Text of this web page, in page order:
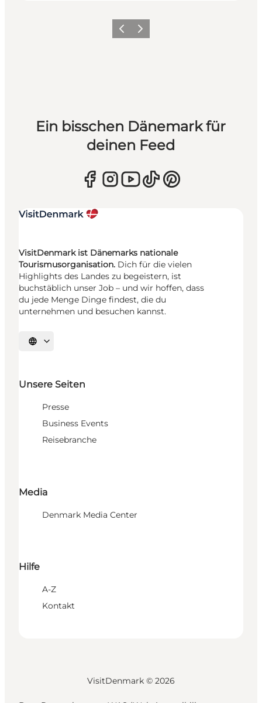
ZurückWeiter
Ein bisschen Dänemark für
deinen Feed
VisitDenmark ist Dänemarks nationale
Tourismusorganisation. Dich für die vielen
Highlights des Landes zu begeistern, ist
buchstäblich unser Job – und wir hoffen, dass
du jede Menge Dinge findest, die du
unternehmen und besuchen kannst.
Sprache auswählen
Unsere Seiten
Presse
Business Events
Reisebranche
Media
Denmark Media Center
Hilfe
A-Z
Kontakt
VisitDenmark © 2026